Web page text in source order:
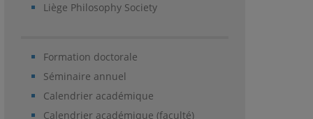
Liège Philosophy Society
Formation doctorale
Séminaire annuel
Calendrier académique
Calendrier académique (faculté)